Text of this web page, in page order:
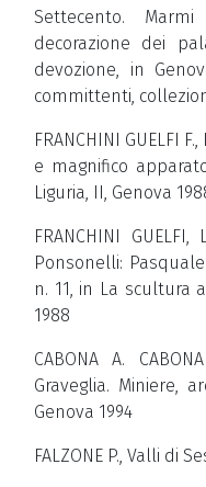
Settecento.
decorazione dei
devozione, in
committenti,
FRANCHINI GUELFI
e magnifico
Liguria, II, Genova
FRANCHINI
Ponsonelli:
n. 11, in La scultura
1988
CABONA A.
Graveglia. Miniere,
Genova 1994
FALZONE P., Valli di